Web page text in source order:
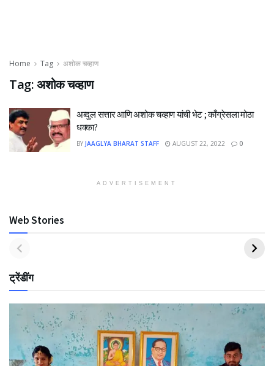
Home Tag अशोक चव्हाण
Tag:अशोक चव्हाण
अब्दुल सत्तार आणि अशोक चव्हाण यांची भेट ; काँग्रेसला मोठा
धक्का?
BY JAAGLYA BHARAT STAFF AUGUST 22, 2022 0
ADVERTISEMENT
Web Stories
ट्रेंडींग